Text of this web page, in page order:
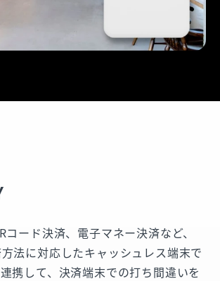
コード決済、電子マネー決済など、
法に対応したキャッシュレス端末で
携して、決済端末での打ち間違いを